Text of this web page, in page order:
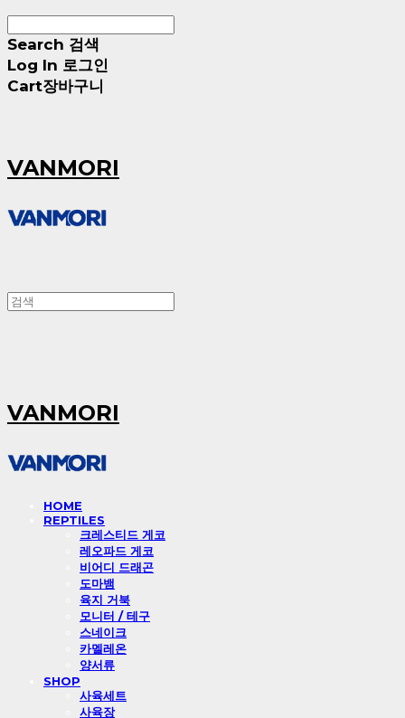
Search 검색
Log In 로그인
Cart장바구니
VANMORI
VANMORI
HOME
REPTILES
크레스티드 게코
레오파드 게코
비어디 드래곤
도마뱀
육지 거북
모니터 / 테구
스네이크
카멜레온
양서류
SHOP
사육세트
사육장